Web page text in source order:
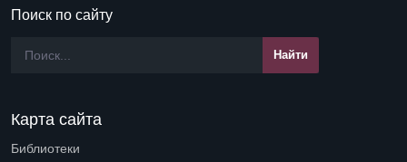
Поиск по сайту
Карта сайта
Библиотеки